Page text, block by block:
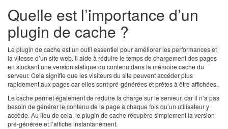
Quelle est l’importance d’un
plugin de cache ?
Le plugin de cache est un outil essentiel pour améliorer les performances et
la vitesse d’un site web. Il aide à réduire le temps de chargement des pages
en stockant une version statique du contenu dans la mémoire cache du
serveur. Cela signifie que les visiteurs du site peuvent accéder plus
rapidement aux pages car elles sont pré-générées et prêtes à être affichées.
Le cache permet également de réduire la charge sur le serveur, car il n’a pas
besoin de générer le contenu de la page à chaque fois qu’un utilisateur y
accède. Au lieu de cela, le plugin de cache récupère simplement la version
pré-générée et l’affiche instantanément.